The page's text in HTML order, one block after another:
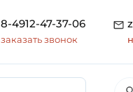
8-4912-47-37-06
заказать звонок